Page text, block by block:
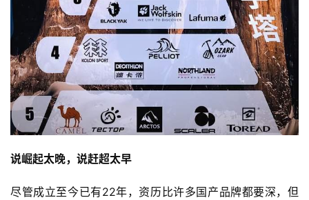
说崛起太晚，说赶超太早
尽管成立至今已有22年，资历比许多国产品牌都要深，但